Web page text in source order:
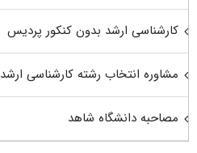
کارشناسی ارشد بدون کنکور پردیس
مشاوره انتخاب رشته کارشناسی ارشد
مصاحبه دانشگاه شاهد